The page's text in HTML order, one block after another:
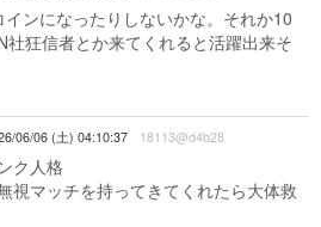
ンになったりしないかな。それか10
社狂信者とか来てくれると活躍出来そ
06/06 (土) 04:10:37 18113@d4b28
ク人格
視マッチを持ってきてくれたら大体救